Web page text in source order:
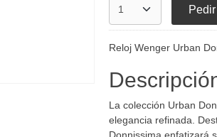
La colección Urban
elegancia refinada.